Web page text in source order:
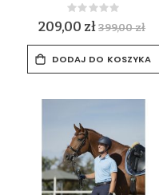
Rating:
0%
209,00 zł399,00 zł
DODAJ DO KOSZYKA